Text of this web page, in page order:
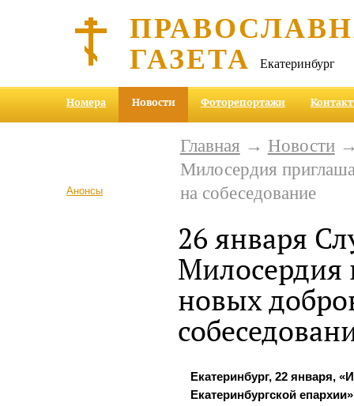
ГАЗЕТА Екатеринбург
Номера Новости Фоторепортажи
Анонсы
Главная → Новости→
Милосердия
на собеседование
26 января
Милосердия
новых
Екатеринбург, 22 января,
Екатеринбургской